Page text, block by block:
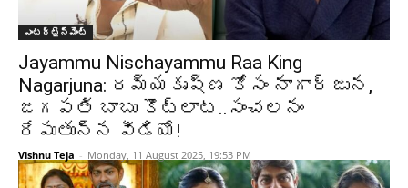
ఎంటర్టైన్మెంట్
Jayammu Nischayammu Raa King
Nagarjuna: రమ్యకృష్ణ కోసం నాగార్జున,
జగపతి బాబు కొట్లాట..సంచలనం
రేపుతున్న వీడియో!
Vishnu Teja - Monday, 11 August 2025, 19:53 PM